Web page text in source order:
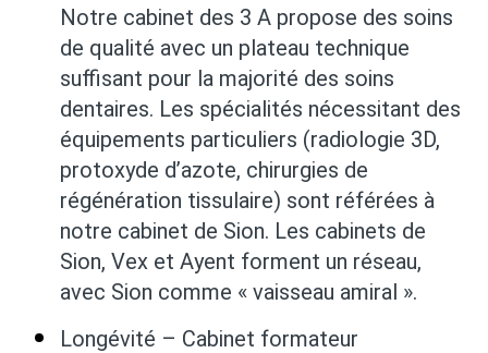
Notre cabinet des 3 A propose des soins
de qualité avec un plateau technique
suffisant pour la majorité des soins
dentaires. Les spécialités nécessitant des
équipements particuliers (radiologie 3D,
protoxyde d’azote, chirurgies de
régénération tissulaire) sont référées à
notre cabinet de Sion. Les cabinets de
Sion, Vex et Ayent forment un réseau,
avec Sion comme « vaisseau amiral ».
Longévité – Cabinet formateur